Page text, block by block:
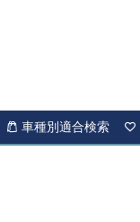
車種別適合検索